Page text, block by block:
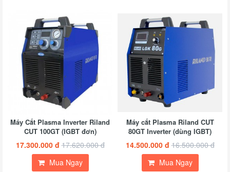
Máy Cắt Plasma Inverter Riland
CUT 100GT (IGBT đơn)
17.300.000 đ 17.620.000 đ
Mua Ngay
Máy cắt Plasma Riland CUT
80GT Inverter (dùng IGBT)
14.500.000 đ 16.500.000 đ
Mua Ngay